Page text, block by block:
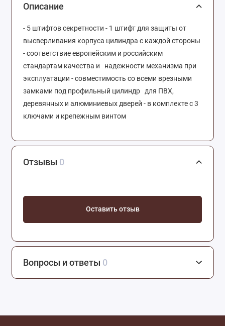
Описание
- 5 штифтов секретности - 1 штифт для защиты от
высверливания корпуса цилиндра с каждой стороны
- соответствие европейским и российским
стандартам качества и надежности механизма при
эксплуатации - совместимость со всеми врезными
замками под профильный цилиндр для ПВХ,
деревянных и алюминиевых дверей - в комплекте с 3
ключами и крепежным винтом
Отзывы 0
Оставить отзыв
Вопросы и ответы 0